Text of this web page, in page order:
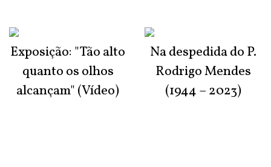
Exposição: "Tão alto
quanto os olhos
alcançam" (Vídeo)
Na despedida do P.
Rodrigo Mendes
(1944 – 2023)